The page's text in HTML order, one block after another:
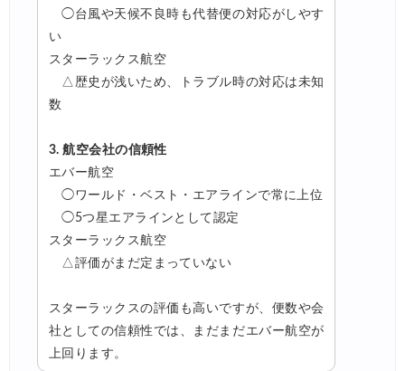
◯台風や天候不良時も代替便の対応がしやす
い
スターラックス航空
△歴史が浅いため、トラブル時の対応は未知
数
3. 航空会社の信頼性
エバー航空
◯ワールド・ベスト・エアラインで常に上位
◯5つ星エアラインとして認定
スターラックス航空
△評価がまだ定まっていない
スターラックスの評価も高いですが、便数や会
社としての信頼性では、まだまだエバー航空が
上回ります。